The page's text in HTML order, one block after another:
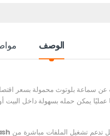
الوصف
عن سماعة بلوتوث محمولة بسعر
يمكن حمله بسهولة داخل البيت أو
بل تدعم تشغيل الملفات مباشرة من